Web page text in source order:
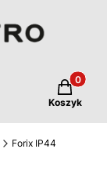
Koszyk
Forix IP44